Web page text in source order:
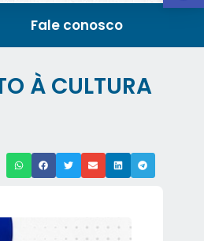
Fale conosco
À CULTURA